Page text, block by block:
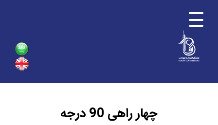
چهار راهی 90 درجه